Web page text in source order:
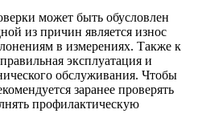
может быть обусловлен
из причин является износ
в измерениях. Также к
эксплуатация и
обслуживания. Чтобы
заранее проверять
профилактическую